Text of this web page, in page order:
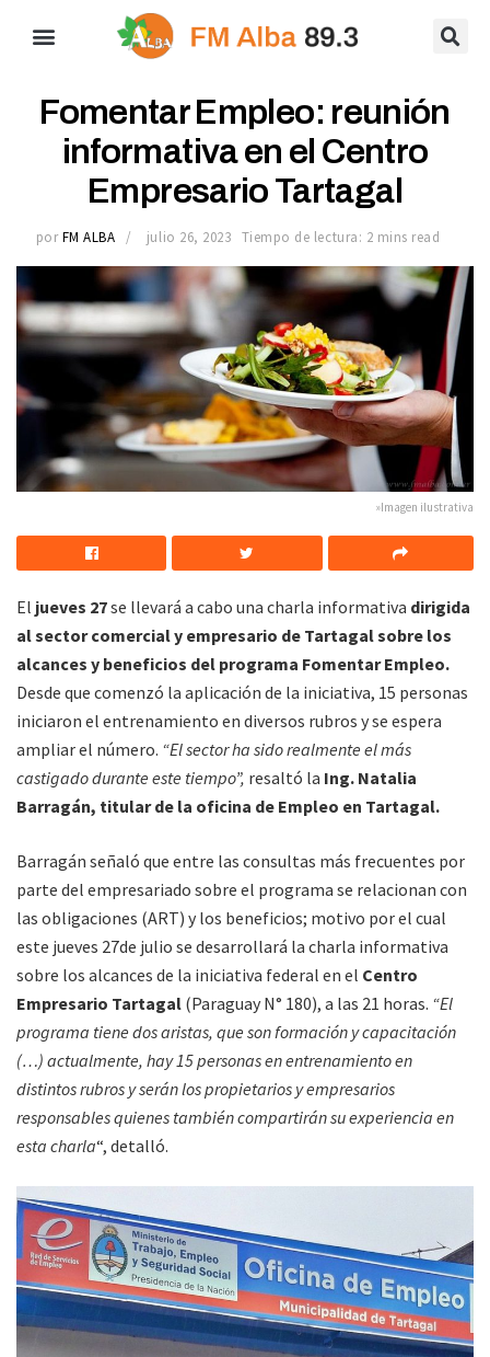
Fomentar Empleo: reunión
informativa en el Centro
Empresario Tartagal
por FM ALBA julio 26, 2023 Tiempo de lectura: 2 mins read
»Imagen ilustrativa
El jueves 27se llevará a cabo una charla informativa dirigida
al sector comercial y empresario de Tartagal sobre los
alcances y beneficios del programa Fomentar Empleo.
Desde que comenzó la aplicación de la iniciativa, 15 personas
iniciaron el entrenamiento en diversos rubros y se espera
ampliar el número. “El sector ha sido realmente el más
castigado durante este tiempo”, resaltó la Ing. Natalia
Barragán, titular de la oficina de Empleo en Tartagal.
Barragán señaló que entre las consultas más frecuentes por
parte del empresariado sobre el programa se relacionan con
las obligaciones (ART) y los beneficios; motivo por el cual
este jueves 27de julio se desarrollará la charla informativa
sobre los alcances de la iniciativa federal en el Centro
Empresario Tartagal (Paraguay N° 180), a las 21 horas. “El
programa tiene dos aristas, que son formación y capacitación
(…) actualmente, hay 15 personas en entrenamiento en
distintos rubros y serán los propietarios y empresarios
responsables quienes también compartirán su experiencia en
esta charla“, detalló.